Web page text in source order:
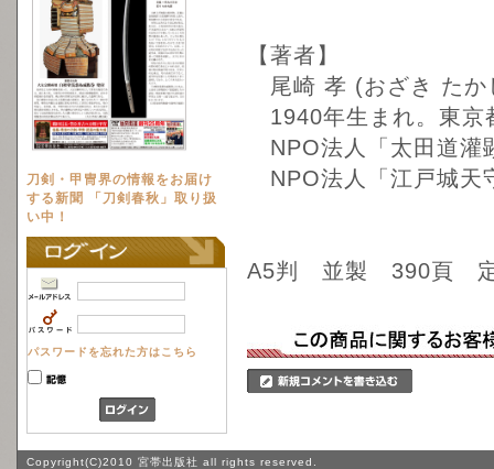
刀剣・甲冑界の情報をお届け
する新聞 「刀剣春秋」取り扱
い中！
パスワードを忘れた方はこちら
【著者】
尾崎 孝 (おざき たか
1940年生まれ。東京
NPO法人「太田道灌
NPO法人「江戸城天
A5判 並製 390頁 定
Copyright(C)2010 宮帯出版社 all rights reserved.